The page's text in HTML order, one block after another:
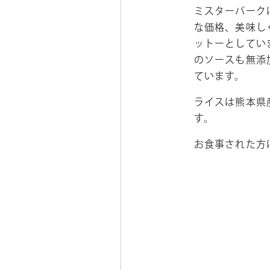
ミスターバー
な価格、美味
ットーとして
のソースも無
ています。
ライスは熊本
す。
お食事された